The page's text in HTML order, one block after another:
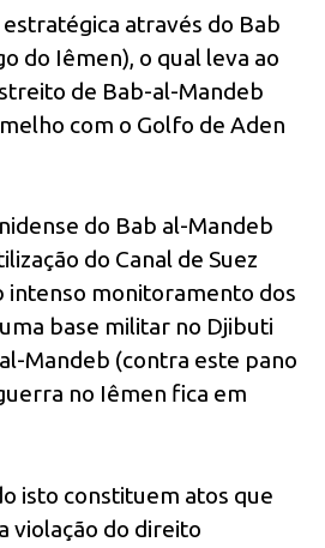
através do Bab
do Iêmen), o qual leva ao
de Bab-al-Mandeb
com o Golfo de Aden
do Bab al-Mandeb
do Canal de Suez
intenso monitoramento dos
base militar no Djibuti
Mandeb (contra este pano
no Iêmen fica em
isto constituem atos que
violação do direito